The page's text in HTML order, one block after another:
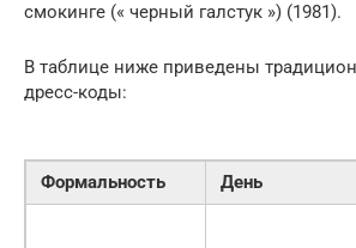
смокинге (« черный галстук ») (1981).
В таблице ниже приведены
дресс-коды:
Формальность День